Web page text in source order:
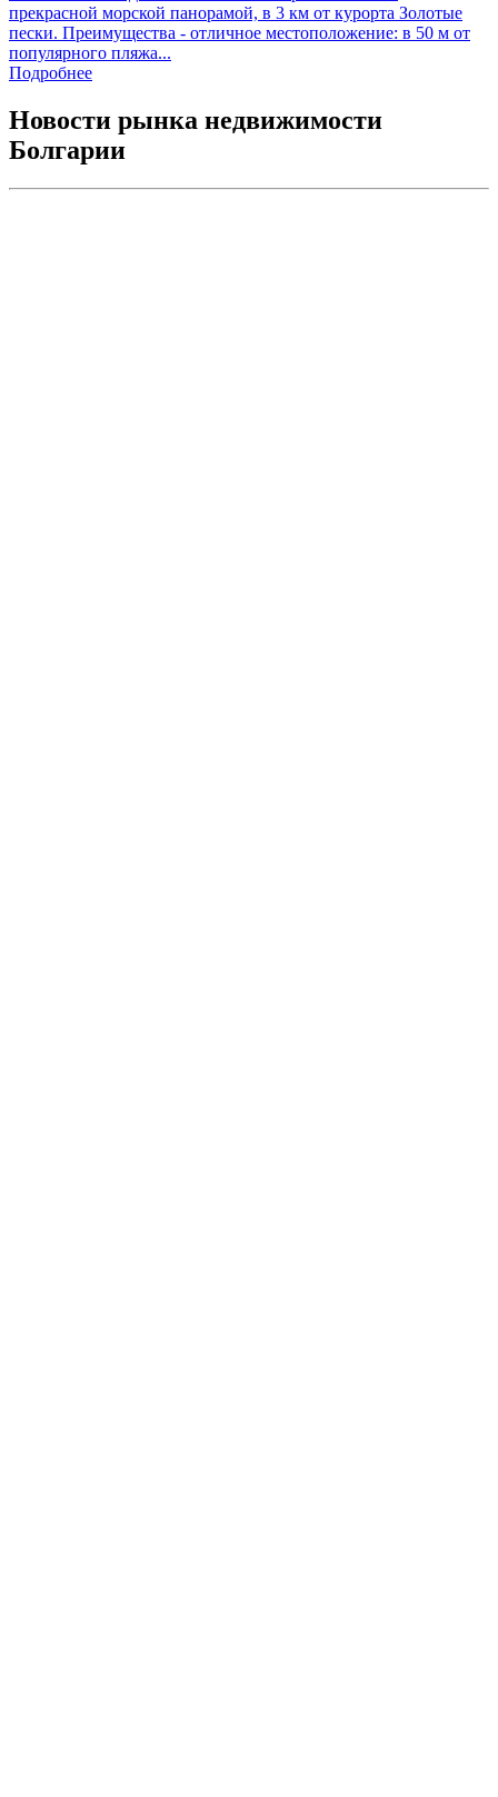
прекрасной морской панорамой, в 3 км от курорта Золотые
пески. Преимущества - отличное местоположение: в 50 м от
популярного пляжа...
Подробнее
Новости рынка недвижимости
Болгарии